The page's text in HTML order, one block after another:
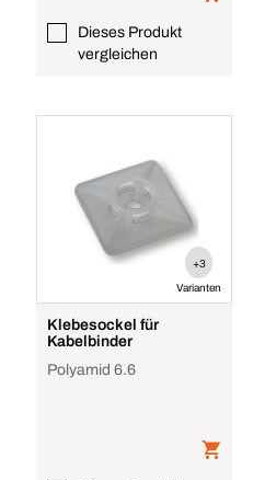
Dieses Produkt
vergleichen
+3
Varianten
Klebesockel für
Kabelbinder
Polyamid 6.6